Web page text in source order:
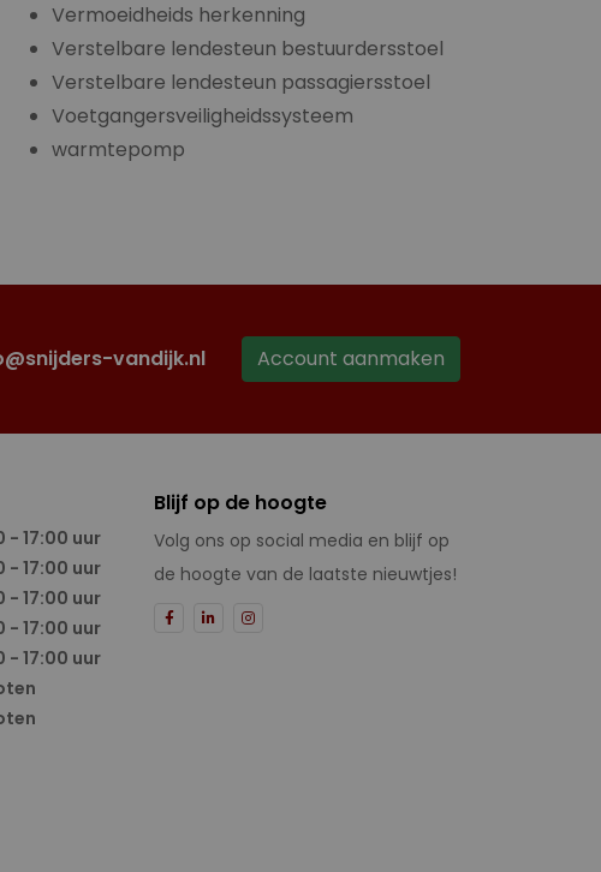
Vermoeidheids herkenning
Verstelbare lendesteun bestuurdersstoel
Verstelbare lendesteun passagiersstoel
Voetgangersveiligheidssysteem
warmtepomp
vandijk.nl Account aanmaken
- 17:00 uur
- 17:00 uur
- 17:00 uur
- 17:00 uur
- 17:00 uur
Blijf op de hoogte
Volg ons op social media en blijf op
de hoogte van de laatste nieuwtjes!